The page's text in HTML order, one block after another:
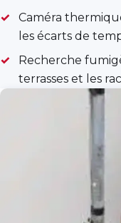
Caméra
les écarts de
Recherche
terrasses et les